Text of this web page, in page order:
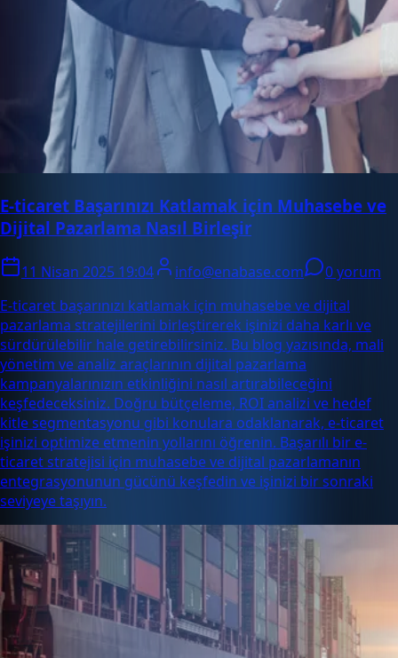
E-ticaret Başarınızı Katlamak için Muhasebe ve
Dijital Pazarlama Nasıl Birleşir
11 Nisan 2025 19:04 info@enabase.com
0 yorum
E-ticaret başarınızı katlamak için muhasebe ve dijital
pazarlama stratejilerini birleştirerek işinizi daha karlı ve
sürdürülebilir hale getirebilirsiniz. Bu blog yazısında, mali
yönetim ve analiz araçlarının dijital pazarlama
kampanyalarınızın etkinliğini nasıl artırabileceğini
keşfedeceksiniz. Doğru bütçeleme, ROI analizi ve hedef
kitle segmentasyonu gibi konulara odaklanarak, e-ticaret
işinizi optimize etmenin yollarını öğrenin. Başarılı bir e-
ticaret stratejisi için muhasebe ve dijital pazarlamanın
entegrasyonunun gücünü keşfedin ve işinizi bir sonraki
seviyeye taşıyın.